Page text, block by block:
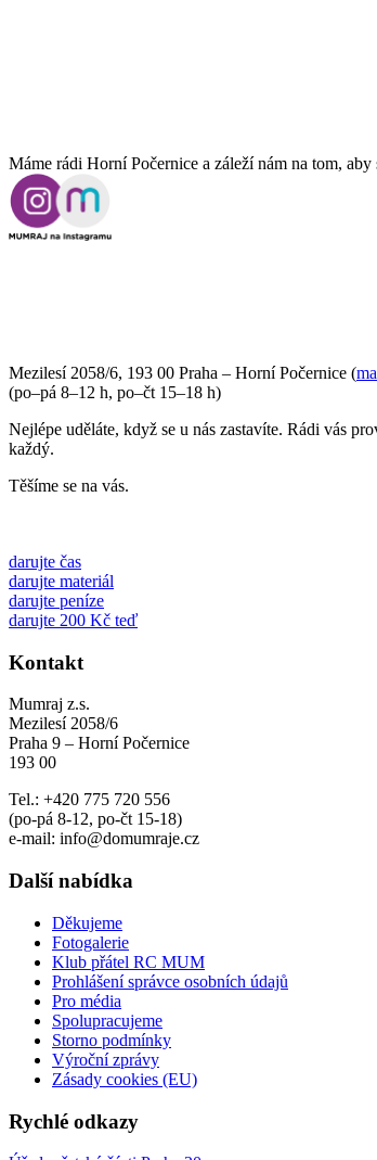
Máme rádi Horní Počernice a záleží nám na tom,
Mezilesí 2058/6, 193 00 Praha – Horní Počernice (
(po–pá 8–12 h, po–čt 15–18 h)
Nejlépe uděláte, když se u nás zastavíte. Rádi vás
každý.
Těšíme se na vás.
darujte čas
darujte materiál
darujte peníze
darujte 200 Kč teď
Kontakt
Mumraj z.s.
Mezilesí 2058/6
Praha 9 – Horní Počernice
193 00
Tel.: +420 775 720 556
(po-pá 8-12, po-čt 15-18)
e-mail: info@domumraje.cz
Další nabídka
Děkujeme
Fotogalerie
Klub přátel RC MUM
Prohlášení správce osobních údajů
Pro média
Spolupracujeme
Storno podmínky
Výroční zprávy
Zásady cookies (EU)
Rychlé odkazy